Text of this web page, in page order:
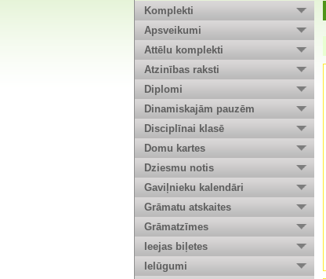
Komplekti
Apsveikumi
Attēlu komplekti
Atzinības raksti
Diplomi
Dinamiskajām pauzēm
Disciplīnai klasē
Domu kartes
Dziesmu notis
Gaviļnieku kalendāri
Grāmatu atskaites
Grāmatzīmes
Ieejas biļetes
Ielūgumi